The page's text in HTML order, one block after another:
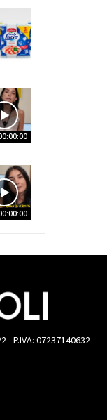
P.IVA: 07237140632